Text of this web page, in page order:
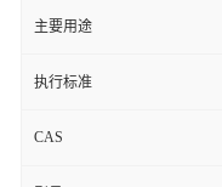
主要用途
执行标准
CAS